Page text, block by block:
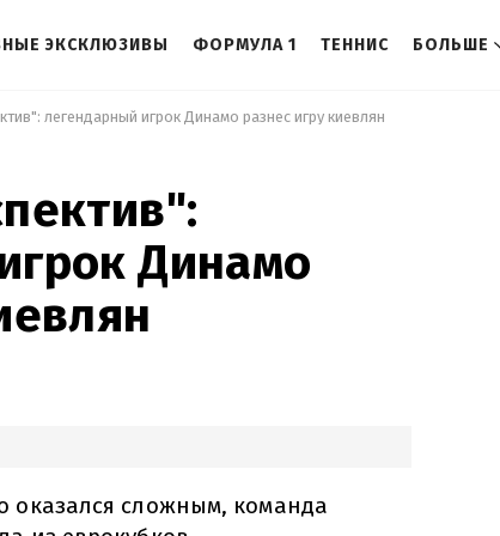
ЭКСКЛЮЗИВЫ ФОРМУЛА 1 ТЕННИС БОЛЬШЕ
легендарный игрок Динамо разнес игру киевлян
Динамо
оказался сложным, команда